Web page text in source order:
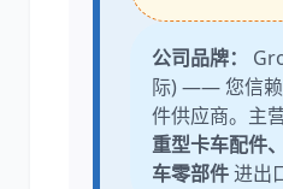
公司品牌：
际) —— 您信赖
件供应商。主营
重型卡车配件
车零部件进出